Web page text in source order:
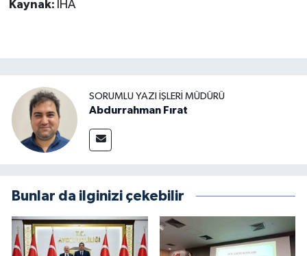
Kaynak: İHA
SORUMLU YAZI İŞLERI MÜDÜRÜ
Abdurrahman Fırat
Bunlar da ilginizi çekebilir